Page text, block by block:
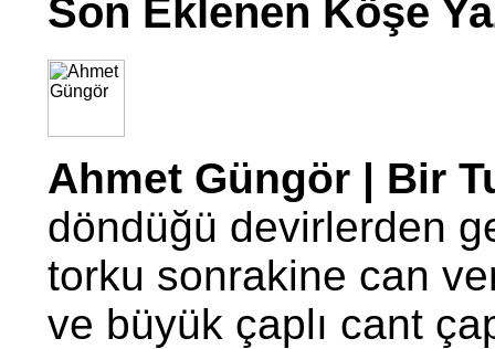
Son Eklenen Köşe
Ahmet Güngör | Bir
döndüğü devirlerden
torku sonrakine can
ve büyük çaplı cant